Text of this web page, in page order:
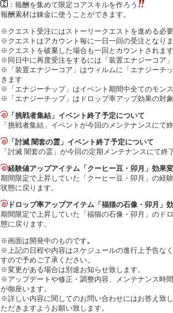
：報酬を集めて限定コアスキルを作ろう
報酬素材は錬金に使うことができます。
※クエスト受注にはストーリークエストを進める必
※クエストはアカウント毎に一日一回の受注となり
※クエストを破棄した場合も一回とカウントされます
※同日中に再度受注をするには「装置エナジーコア
※「装置エナジーコア」はウィルムに「エナジーチ
きます
※「エナジーチップ」はイベント期間中全てのモン
※「エナジーチップ」はドロップ率アップ効果の対
「挑戦者集結」イベント終了予定について
「挑戦者集結」イベントが今回のメンテナンスにて
「討滅 闇套の霊」イベント終了予定について
「討滅 闇套の霊」が今回の定期メンテナンスにて終
経験値アップアイテム「クーヒー豆・卯月」効果
期間限定で上昇していた「クーヒー豆・卯月」の経
状態に戻ります。
ドロップ率アップアイテム「福猫の石像・卯月」
期間限定で上昇していた「福猫の石像・卯月」のド
態に戻ります。
※画面は開発中のものです｡
※上記の日程や内容はスケジュールの進行上予告な
すので予めご了承ください。
※変更がある場合は別途お知らせ致します。
※アップデートや修正・調整内容、メンテナンス時
が御座います。
※詳しい内容に関してのお問い合わせにはお答え致
ただきますようお願い致します。